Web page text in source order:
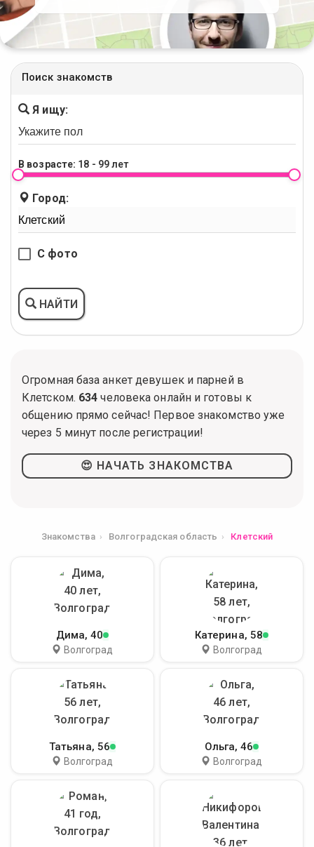
Поиск знакомств
Я ищу:
В возрасте: 18 - 99 лет
Город:
С фото
НАЙТИ
Огромная база анкет девушек и парней в
Клетском. 634 человека онлайн и готовы к
общению прямо сейчас! Первое знакомство уже
через 5 минут после регистрации!
😍 НАЧАТЬ ЗНАКОМСТВА
Знакомства Волгоградская область Клетский
Дима, 40
Волгоград
Катерина, 58
Волгоград
Татьяна, 56
Волгоград
Ольга, 46
Волгоград